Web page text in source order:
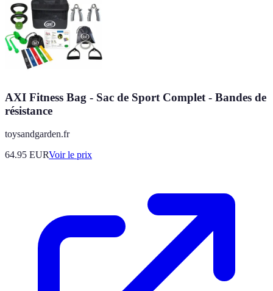
AXI Fitness Bag - Sac de Sport Complet - Bandes de
résistance
toysandgarden.fr
64.95 EURVoir le prix